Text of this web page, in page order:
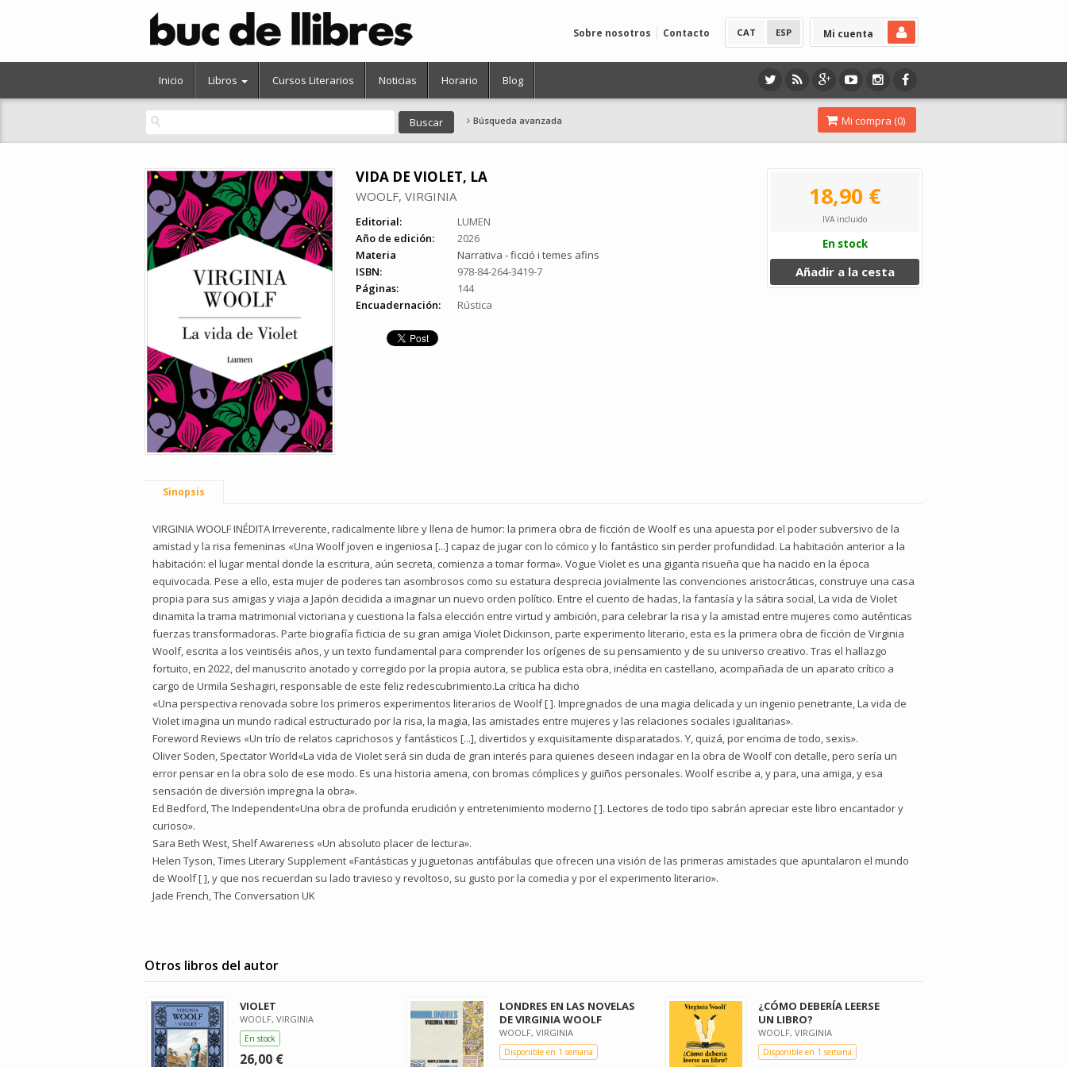
Mi cuenta
CAT ESP
Sobre nosotros Contacto
Inicio Libros Cursos Literarios Noticias Horario Blog
Búsqueda avanzada Mi compra (0)
VIDA DE VIOLET, LA
WOOLF, VIRGINIA
Editorial:
LUMEN
Año de edición:
2026
Materia
Narrativa - ficció i temes afins
ISBN:
978-84-264-3419-7
Páginas:
144
Encuadernación:
Rústica
18,90 €
IVA incluido
En stock
Añadir a la cesta
Sinopsis
VIRGINIA WOOLF INÉDITA Irreverente, radicalmente libre y llena de humor: la primera obra de ficción de Woolf es una apuesta por el poder subversivo de la
amistad y la risa femeninas «Una Woolf joven e ingeniosa [...] capaz de jugar con lo cómico y lo fantástico sin perder profundidad. La habitación anterior a la
habitación: el lugar mental donde la escritura, aún secreta, comienza a tomar forma». Vogue Violet es una giganta risueña que ha nacido en la época
equivocada. Pese a ello, esta mujer de poderes tan asombrosos como su estatura desprecia jovialmente las convenciones aristocráticas, construye una casa
propia para sus amigas y viaja a Japón decidida a imaginar un nuevo orden político. Entre el cuento de hadas, la fantasía y la sátira social, La vida de Violet
dinamita la trama matrimonial victoriana y cuestiona la falsa elección entre virtud y ambición, para celebrar la risa y la amistad entre mujeres como auténticas
fuerzas transformadoras. Parte biografía ficticia de su gran amiga Violet Dickinson, parte experimento literario, esta es la primera obra de ficción de Virginia
Woolf, escrita a los veintiséis años, y un texto fundamental para comprender los orígenes de su pensamiento y de su universo creativo. Tras el hallazgo
fortuito, en 2022, del manuscrito anotado y corregido por la propia autora, se publica esta obra, inédita en castellano, acompañada de un aparato crítico a
cargo de Urmila Seshagiri, responsable de este feliz redescubrimiento.La crítica ha dicho
«Una perspectiva renovada sobre los primeros experimentos literarios de Woolf [ ]. Impregnados de una magia delicada y un ingenio penetrante, La vida de
Violet imagina un mundo radical estructurado por la risa, la magia, las amistades entre mujeres y las relaciones sociales igualitarias».
Foreword Reviews «Un trío de relatos caprichosos y fantásticos [...], divertidos y exquisitamente disparatados. Y, quizá, por encima de todo, sexis».
Oliver Soden, Spectator World«La vida de Violet será sin duda de gran interés para quienes deseen indagar en la obra de Woolf con detalle, pero sería un
error pensar en la obra solo de ese modo. Es una historia amena, con bromas cómplices y guiños personales. Woolf escribe a, y para, una amiga, y esa
sensación de diversión impregna la obra».
Ed Bedford, The Independent«Una obra de profunda erudición y entretenimiento moderno [ ]. Lectores de todo tipo sabrán apreciar este libro encantador y
curioso».
Sara Beth West, Shelf Awareness «Un absoluto placer de lectura».
Helen Tyson, Times Literary Supplement «Fantásticas y juguetonas antifábulas que ofrecen una visión de las primeras amistades que apuntalaron el mundo
de Woolf [ ], y que nos recuerdan su lado travieso y revoltoso, su gusto por la comedia y por el experimento literario».
Jade French, The Conversation UK
Otros libros del autor
VIOLET
WOOLF, VIRGINIA
En stock
26,00 €
LONDRES EN LAS NOVELAS
DE VIRGINIA WOOLF
WOOLF, VIRGINIA
Disponible en 1 semana
¿CÓMO DEBERÍA LEERSE
UN LIBRO?
WOOLF, VIRGINIA
Disponible en 1 semana